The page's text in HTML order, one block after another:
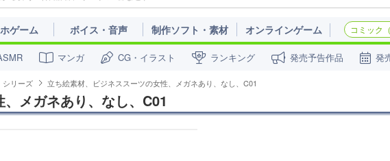
ゲーム ボイス・音声 制作ソフト・素材 オンラインゲーム コミック
マンガ CG・イラスト ランキング 発売予告作品 発
シリーズ 立ち絵素材、ビジネススーツの女性、メガネあり、なし、C01
メガネあり、なし、C01